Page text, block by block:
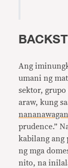
Ang
umani ng
sektor,
araw, kung
nananawagan
prudence.”
kabilang ang
ng mga
nito, na